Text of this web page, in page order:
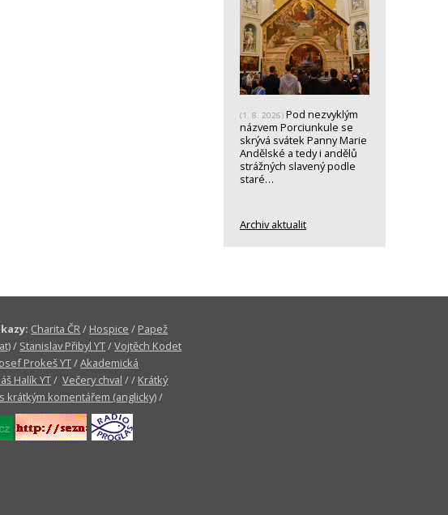
(1. 8. 2026) Pod nezvyklým
názvem Porciunkule se
skrývá svátek Panny Marie
Andělské a tedy i andělů
strážných slavený podle
staré…
Archiv aktualit
Charita ČR/ Hospice / Papež
/ Stanislav Přibyl YT/Vojtěch Kodet
Prokeš YT/Akademická
Halík YT/Večery chval / / Krátký
krátkým komentářem (anglicky)/